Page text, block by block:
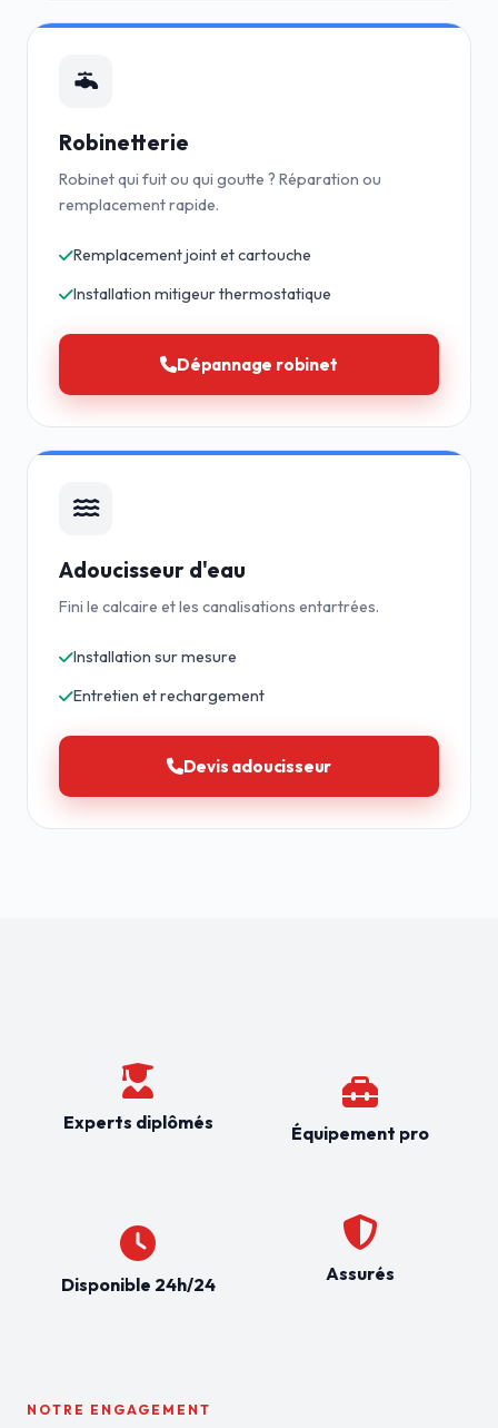
Robinetterie
Robinet qui fuit ou qui goutte ? Réparation ou
remplacement rapide.
Remplacement joint et cartouche
Installation mitigeur thermostatique
Dépannage robinet
Adoucisseur d'eau
Fini le calcaire et les canalisations entartrées.
Installation sur mesure
Entretien et rechargement
Devis adoucisseur
Experts diplômés
Disponible 24h/24
Équipement pro
Assurés
NOTRE ENGAGEMENT